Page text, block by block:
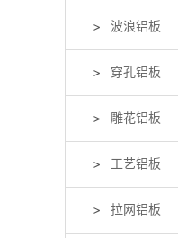
波浪铝板
穿孔铝板
雕花铝板
工艺铝板
拉网铝板